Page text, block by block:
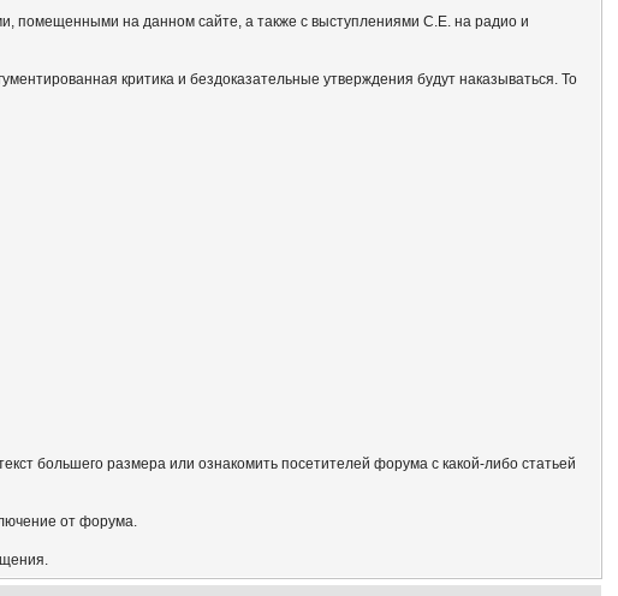
помещенными на данном сайте, а также с выступлениями С.Е. на радио и
критика и бездоказательные утверждения будут наказываться. То
большего размера или ознакомить посетителей форума с какой-либо статьей
от форума.